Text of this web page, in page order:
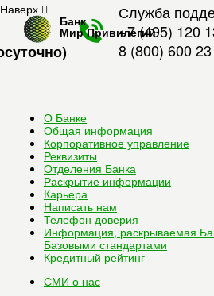
Служба
+7 (495) 120
8 (800) 600
Наверх
Банк
Мир Привилегий
О Банке
Общая информация
Корпоративное управление
Реквизиты
Отделения Банка
Раскрытие информации
Карьера
Написать нам
Телефон доверия
Информация, раскрываемая
Базовыми стандартами
Кредитный рейтинг
СМИ о нас